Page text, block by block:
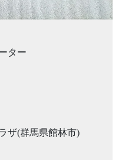
ター
ザ(群馬県館林市)